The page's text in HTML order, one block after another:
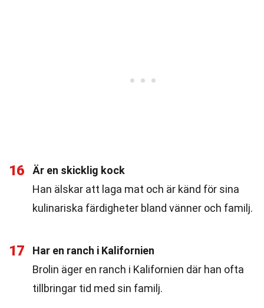
16
Är en skicklig kock
Han älskar att laga mat och är känd för sina
kulinariska färdigheter bland vänner och familj.
17
Har en ranch i Kalifornien
Brolin äger en ranch i Kalifornien där han ofta
tillbringar tid med sin familj.